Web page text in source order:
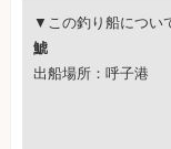
▼この釣り船につい
鯱
出船場所：呼子港